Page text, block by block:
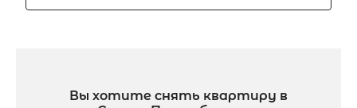
Вы хотите снять квартиру в